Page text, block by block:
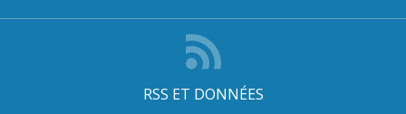
RSS ET DONNÉES